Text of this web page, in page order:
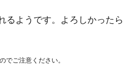
るようです。よろしかったら
でご注意ください。